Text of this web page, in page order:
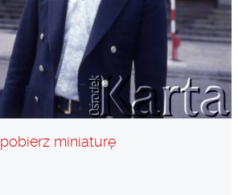
pobierz miniaturę